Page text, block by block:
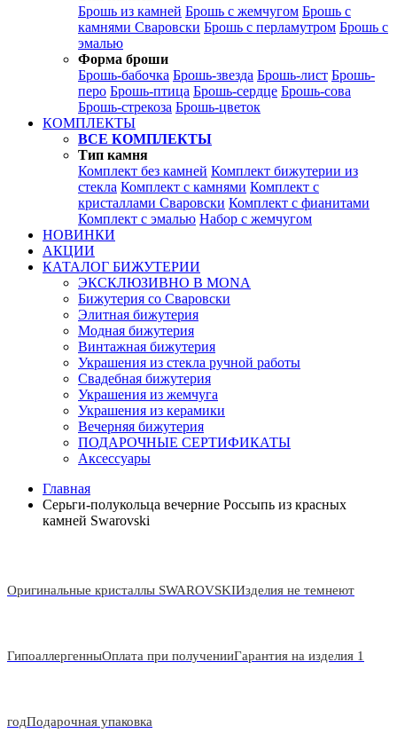
Брошь из камней Брошь с жемчугом Брошь с
камнями Сваровски Брошь с перламутром Брошь с
эмалью
Форма броши
Брошь-бабочка Брошь-звезда Брошь-лист Брошь-
перо Брошь-птица Брошь-сердце Брошь-сова
Брошь-стрекоза Брошь-цветок
КОМПЛЕКТЫ
ВСЕ КОМПЛЕКТЫ
Тип камня
Комплект без камней Комплект бижутерии из
стекла Комплект с камнями Комплект с
кристаллами Сваровски Комплект с фианитами
Комплект с эмалью Набор с жемчугом
НОВИНКИ
АКЦИИ
КАТАЛОГ БИЖУТЕРИИ
ЭКСКЛЮЗИВНО В MONA
Бижутерия со Сваровски
Элитная бижутерия
Модная бижутерия
Винтажная бижутерия
Украшения из стекла ручной работы
Свадебная бижутерия
Украшения из жемчуга
Украшения из керамики
Вечерняя бижутерия
ПОДАРОЧНЫЕ СЕРТИФИКАТЫ
Аксессуары
Главная
Серьги-полукольца вечерние Россыпь из красных
камней Swarovski
Оригинальные кристаллы SWAROVSKIИзделия не темнеют
ГипоаллергенныОплата при полученииГарантия на изделия 1
годПодарочная упаковка